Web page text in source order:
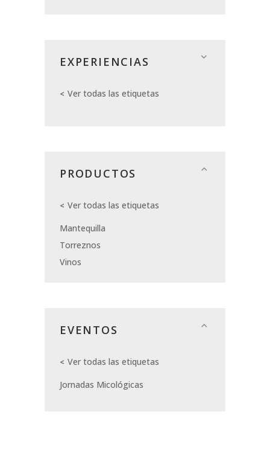
EXPERIENCIAS
Ver todas las etiquetas
PRODUCTOS
Ver todas las etiquetas
Mantequilla
Torreznos
Vinos
EVENTOS
Ver todas las etiquetas
Jornadas Micológicas